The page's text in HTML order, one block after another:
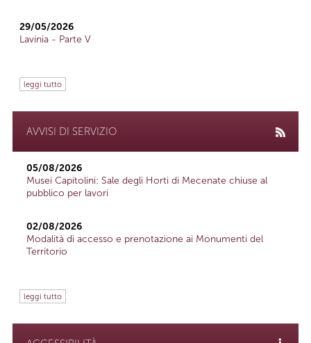
29/05/2026
Lavinia - Parte V
leggi tutto
AVVISI DI SERVIZIO
05/08/2026
Musei Capitolini: Sale degli Horti di Mecenate chiuse al
pubblico per lavori
02/08/2026
Modalità di accesso e prenotazione ai Monumenti del
Territorio
leggi tutto